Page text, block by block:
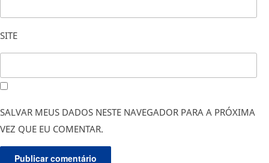
SITE
SALVAR MEUS DADOS NESTE NAVEGADOR PARA A PRÓXIMA
VEZ QUE EU COMENTAR.